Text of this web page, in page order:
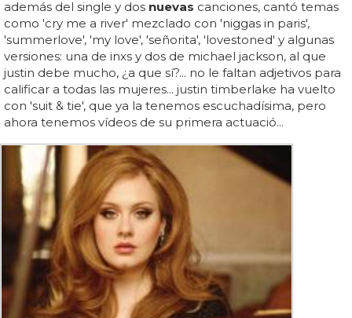
además del single y dos nuevas canciones, cantó temas
como 'cry me a river' mezclado con 'niggas in paris',
'summerlove', 'my love', 'señorita', 'lovestoned' y algunas
versiones: una de inxs y dos de michael jackson, al que
justin debe mucho, ¿a que sí?... no le faltan adjetivos para
calificar a todas las mujeres... justin timberlake ha vuelto
con 'suit & tie', que ya la tenemos escuchadísima, pero
ahora tenemos vídeos de su primera actuació...